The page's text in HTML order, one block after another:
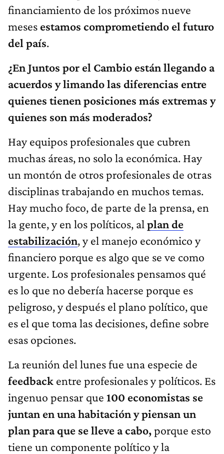
financiamiento de los próximos nueve
meses estamos comprometiendo el futuro
del país.
¿En Juntos por el Cambio están llegando a
acuerdos y limando las diferencias entre
quienes tienen posiciones más extremas y
quienes son más moderados?
Hay equipos profesionales que cubren
muchas áreas, no solo la económica. Hay
un montón de otros profesionales de otras
disciplinas trabajando en muchos temas.
Hay mucho foco, de parte de la prensa, en
la gente, y en los políticos, al plan de
estabilización, y el manejo económico y
financiero porque es algo que se ve como
urgente. Los profesionales pensamos qué
es lo que no debería hacerse porque es
peligroso, y después el plano político, que
es el que toma las decisiones, define sobre
esas opciones.
La reunión del lunes fue una especie de
feedback entre profesionales y políticos. Es
ingenuo pensar que 100 economistas se
juntan en una habitación y piensan un
plan para que se lleve a cabo,porque esto
tiene un componente político y la